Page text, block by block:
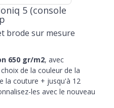
5 (console
brode sur mesure
650 gr/m2, avec
de la couleur de la
la couture + jusqu'à 12
les avec le nouveau